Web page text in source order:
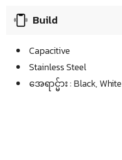
Build
Capacitive
Stainless Steel
အေရာင္မ်ား : Black, White